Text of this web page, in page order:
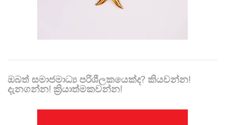
ඔබත් සමාජමාධ්‍ය පරිශීලකයෙක්ද? කියවන්න!
දැනගන්න! ක්‍රියාත්මකවන්න!